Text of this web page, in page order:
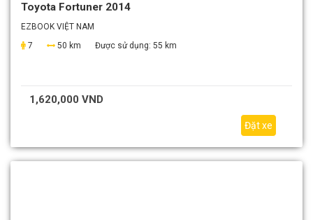
Toyota Fortuner 2014
EZBOOK VIỆT NAM
7
50 km Được sử dụng: 55 km
1,620,000 VND
Đặt xe